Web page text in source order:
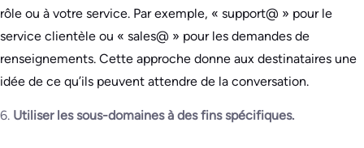
rôle ou à votre service. Par exemple, « support@ » pour le
service clientèle ou « sales@ » pour les demandes de
renseignements. Cette approche donne aux destinataires une
idée de ce qu’ils peuvent attendre de la conversation.
6. Utiliser les sous-domaines à des fins spécifiques.